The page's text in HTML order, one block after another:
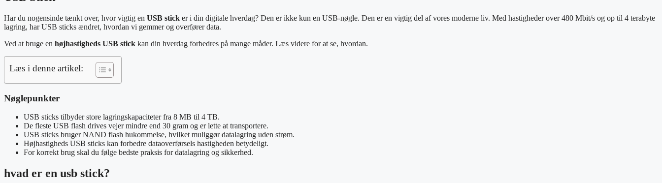
Har du nogensinde tænkt over, hvor vigtig en USB stick er i din digitale hverdag? Den er ikke kun en USB-nøgle. Den er en vigtig del af vores moderne liv. Med hastigheder over 480 Mbit/s og op til 4 terabyte
lagring, har USB sticks ændret, hvordan vi gemmer og overfører data.
Ved at bruge en højhastigheds USB stick kan din hverdag forbedres på mange måder. Læs videre for at se, hvordan.
Læs i denne artikel:
Nøglepunkter
USB sticks tilbyder store lagringskapaciteter fra 8 MB til 4 TB.
De fleste USB flash drives vejer mindre end 30 gram og er lette at transportere.
USB sticks bruger NAND flash hukommelse, hvilket muliggør datalagring uden strøm.
Højhastigheds USB sticks kan forbedre dataoverførsels hastigheden betydeligt.
For korrekt brug skal du følge bedste praksis for datalagring og sikkerhed.
hvad er en usb stick?